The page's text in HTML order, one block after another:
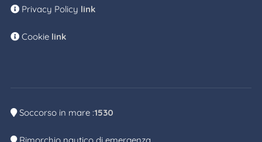
Privacy Policy link
Cookie link
Soccorso in mare :1530